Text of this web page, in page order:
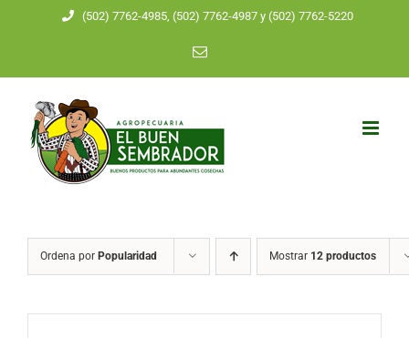
(502) 7762-4985, (502) 7762-4987 y (502) 7762-5220
Correo
Ordena por Popularidad Mostrar 12 productos